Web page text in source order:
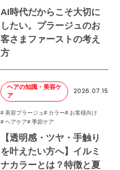
AI時代だからこそ大切に
したい。プラージュのお
客さまファーストの考え
方
ヘアの知識・美容ケ
ア
2026.07.15
# 美容プラージュ# カラー# お客様向け
# ヘアケア# 季節ケア
【透明感・ツヤ・手触り
を叶えたい方へ】イルミ
ナカラーとは？特徴と夏